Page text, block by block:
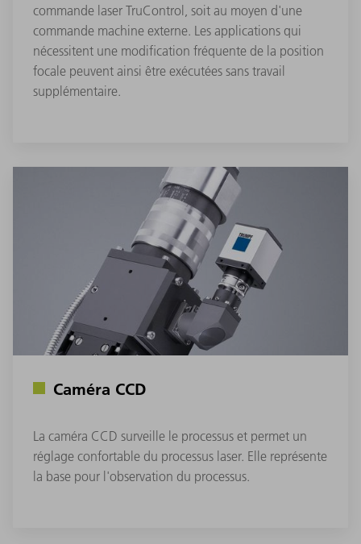
commande laser TruControl, soit au moyen d'une
commande machine externe. Les applications qui
nécessitent une modification fréquente de la position
focale peuvent ainsi être exécutées sans travail
supplémentaire.
Caméra CCD
La caméra CCD surveille le processus et permet un
réglage confortable du processus laser. Elle représente
la base pour l'observation du processus.